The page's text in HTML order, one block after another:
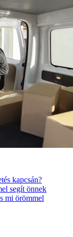
kapcsán?
segít önnek
mi örömmel